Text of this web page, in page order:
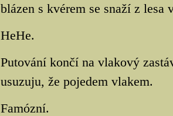
blázen s kvérem se snaží z lesa
HeHe.
Putování končí na vlakový
usuzuju, že pojedem vlakem.
Famózní.